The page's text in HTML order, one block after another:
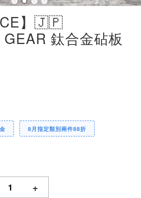
】🇯🇵
鈦合金砧板
8月指定類別兩件88折
+